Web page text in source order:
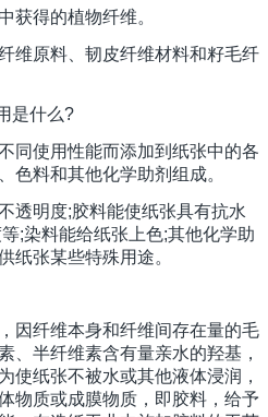
获得的植物纤维。
维原料、韧皮纤维材料和籽毛纤
是什么?
同使用性能而添加到纸张中的各
色料和其他化学助剂组成。
透明度;胶料能使纸张具有抗水
;染料能给纸张上色;其他化学助
纸张某些特殊用途。
因纤维本身和纤维间存在量的毛
、半纤维素含有量亲水的羟基，
使纸张不被水或其他液体浸润，
物质或成膜物质，即胶料，给予